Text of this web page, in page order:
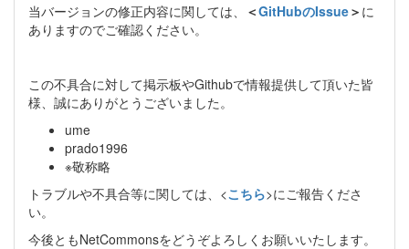
当バージョンの修正内容に関しては、
＜GitHubのIssue＞ に
ありますのでご確認ください。
この不具合に対して掲示板やGithubで情報提供して頂いた皆
様、誠にありがとうございました。
ume
prado1996
※敬称略
トラブルや不具合等に関しては、<こちら>にご報告くださ
い。
今後ともNetCommonsをどうぞよろしくお願いいたします。